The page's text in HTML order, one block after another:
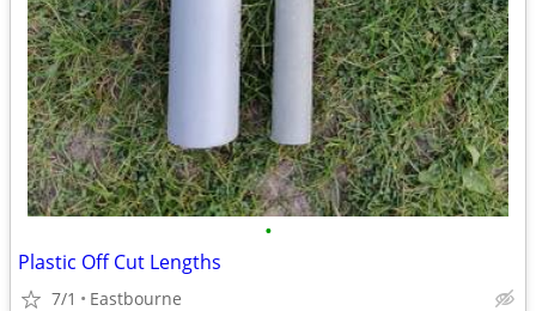
•
Plastic Off Cut Lengths
7/1 Eastbourne